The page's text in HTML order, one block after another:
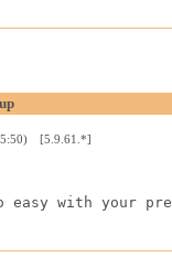
[5.9.61.*]
easy with your